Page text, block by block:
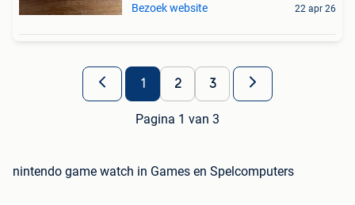
Bezoek website 22 apr 26
1 2 3
Pagina 1 van 3
nintendo game watch in Games en Spelcomputers